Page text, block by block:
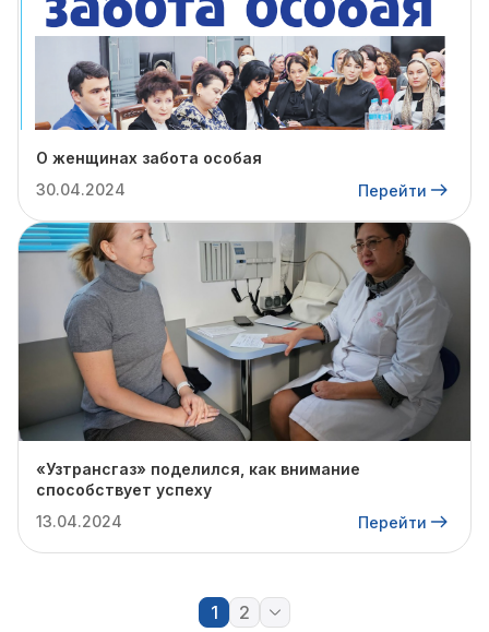
О женщинах забота особая
30.04.2024
Перейти
«Узтрансгаз» поделился, как внимание
способствует успеху
13.04.2024
Перейти
1 2